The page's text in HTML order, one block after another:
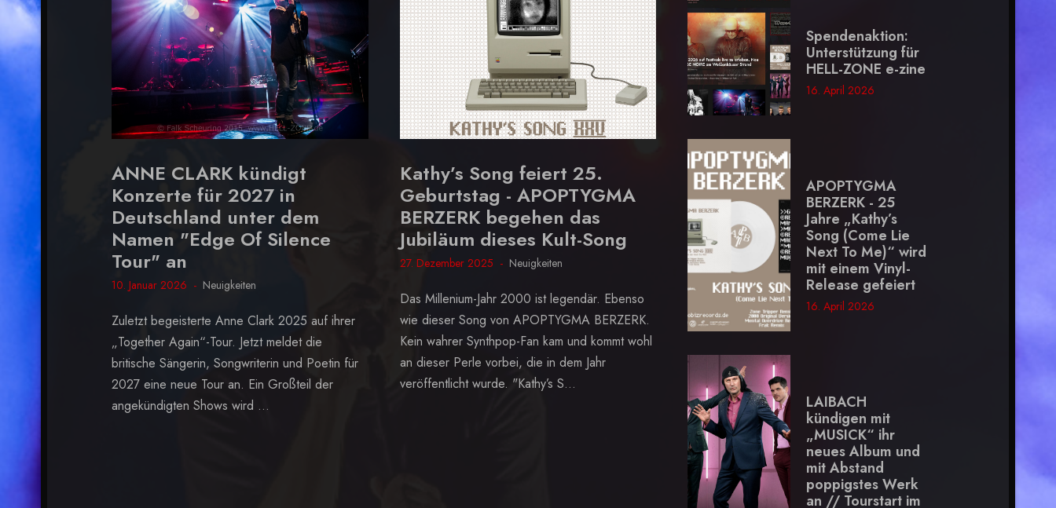
ANNE CLARK kündigt
Konzerte für 2027 in
Deutschland unter dem
Namen "Edge Of Silence
Tour" an
10. Januar 2026 Neuigkeiten
Zuletzt begeisterte Anne Clark 2025 auf ihrer
„Together Again“-Tour. Jetzt meldet die
britische Sängerin, Songwriterin und Poetin für
2027 eine neue Tour an. Ein Großteil der
angekündigten Shows wird ...
Kathy’s Song feiert 25.
Geburtstag - APOPTYGMA
BERZERK begehen das
Jubiläum dieses Kult-Song
27. Dezember 2025 Neuigkeiten
Das Millenium-Jahr 2000 ist legendär. Ebenso
wie dieser Song von APOPTYGMA BERZERK.
Kein wahrer Synthpop-Fan kam und kommt wohl
an dieser Perle vorbei, die in dem Jahr
veröffentlicht wurde. "Kathy’s S...
Spendenaktion:
Unterstützung für
HELL-ZONE e-zine
16. April 2026
APOPTYGMA
BERZERK - 25
Jahre „Kathy’s
Song (Come Lie
Next To Me)“ wird
mit einem Vinyl-
Release gefeiert
16. April 2026
LAIBACH
kündigen mit
„MUSICK“ ihr
neues Album und
mit Abstand
poppigstes Werk
an // Tourstart im